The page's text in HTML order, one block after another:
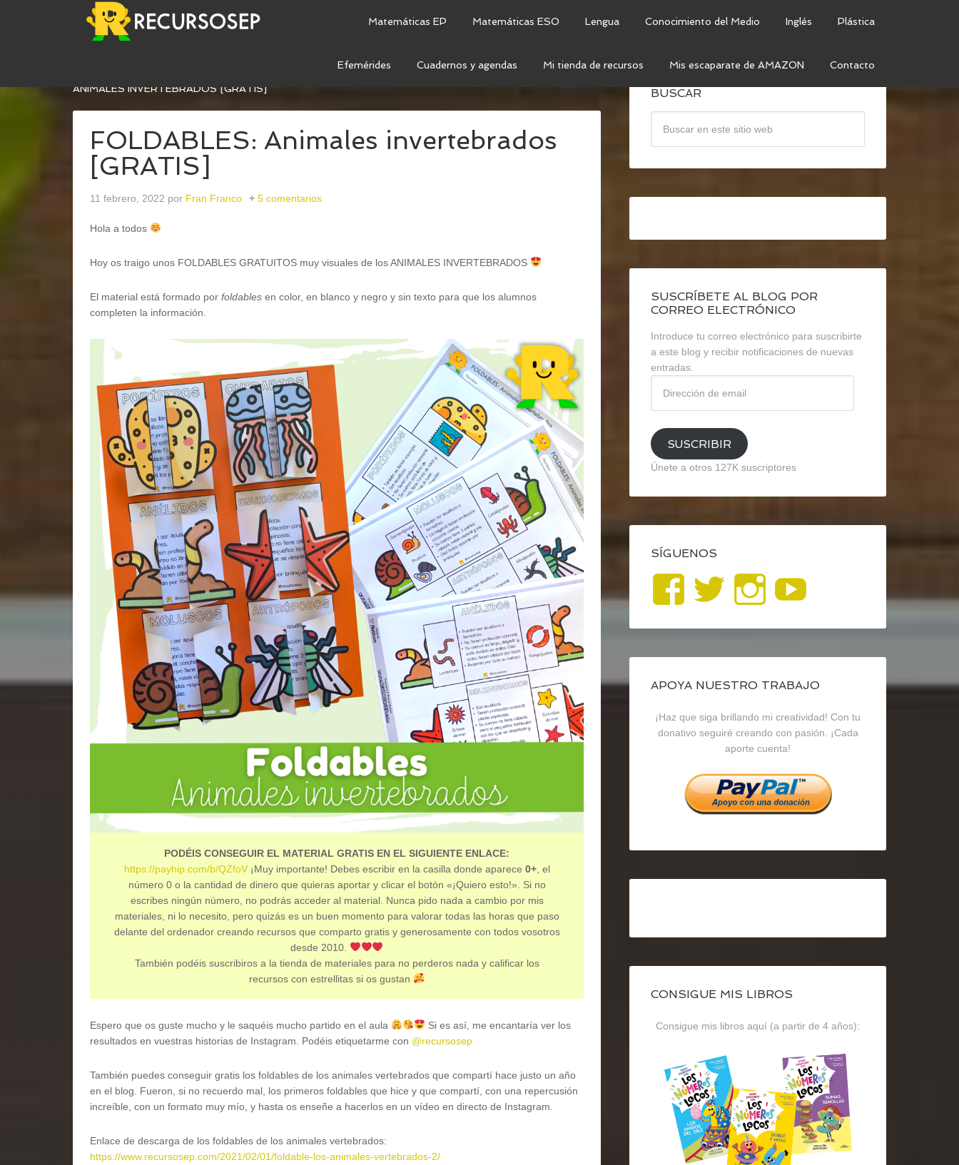
Matemáticas EP Matemáticas ESO Lengua Conocimiento del Medio Inglés Plástica
Efemérides Cuadernos y agendas Mi tienda de recursos Mis escaparate de AMAZON Contacto
CIENCIAS DE LA NATURALEZA
ANIMALES INVERTEBRADOS [GRATIS]
FOLDABLES: Animales invertebrados
[GRATIS]
11 febrero, 2022 por Fran Franco 5 comentarios
Hola a todos
Hoy os traigo unos FOLDABLES GRATUITOS muy visuales de los ANIMALES INVERTEBRADOS
El material está formado por foldables en color, en blanco y negro y sin texto para que los alumnos
completen la información.
PODÉIS CONSEGUIR EL MATERIAL GRATIS EN EL SIGUIENTE ENLACE:
https://payhip.com/b/QZfoV¡Muy importante! Debes escribir en la casilla donde aparece 0+, el
número 0 o la cantidad de dinero que quieras aportar y clicar el botón «¡Quiero esto!». Si no
escribes ningún número, no podrás acceder al material. Nunca pido nada a cambio por mis
materiales, ni lo necesito, pero quizás es un buen momento para valorar todas las horas que paso
delante del ordenador creando recursos que comparto gratis y generosamente con todos vosotros
desde 2010.
También podéis suscribiros a la tienda de materiales para no perderos nada y calificar los
recursos con estrellitas si os gustan
Espero que os guste mucho y le saquéis mucho partido en el aula
Si es así, me encantaría ver los
resultados en vuestras historias de Instagram. Podéis etiquetarme con @recursosep
También puedes conseguir gratis los foldables de los animales vertebrados que compartí hace justo un año
en el blog. Fueron, si no recuerdo mal, los primeros foldables que hice y que compartí, con una repercusión
increíble, con un formato muy mío, y hasta os enseñe a hacerlos en un vídeo en directo de Instagram.
Enlace de descarga de los foldables de los animales vertebrados:
https://www.recursosep.com/2021/02/01/foldable-los-animales-vertebrados-2/
BUSCAR
SUSCRÍBETE AL BLOG POR
CORREO ELECTRÓNICO
Introduce tu correo electrónico para suscribirte
a este blog y recibir notificaciones de nuevas
entradas.
email
SUSCRIBIR
Únete a otros 127K suscriptores
SÍGUENOS
Ver
perfil
de
blogrecursosep
en
Facebook
Ver
perfil
de
recursosep
en
Twitter
Ver
perfil
de
recursosep
en
Instagram
YouTube
APOYA NUESTRO TRABAJO
¡Haz que siga brillando mi creatividad! Con tu
donativo seguiré creando con pasión. ¡Cada
aporte cuenta!
CONSIGUE MIS LIBROS
Consigue mis libros aquí (a partir de 4 años):